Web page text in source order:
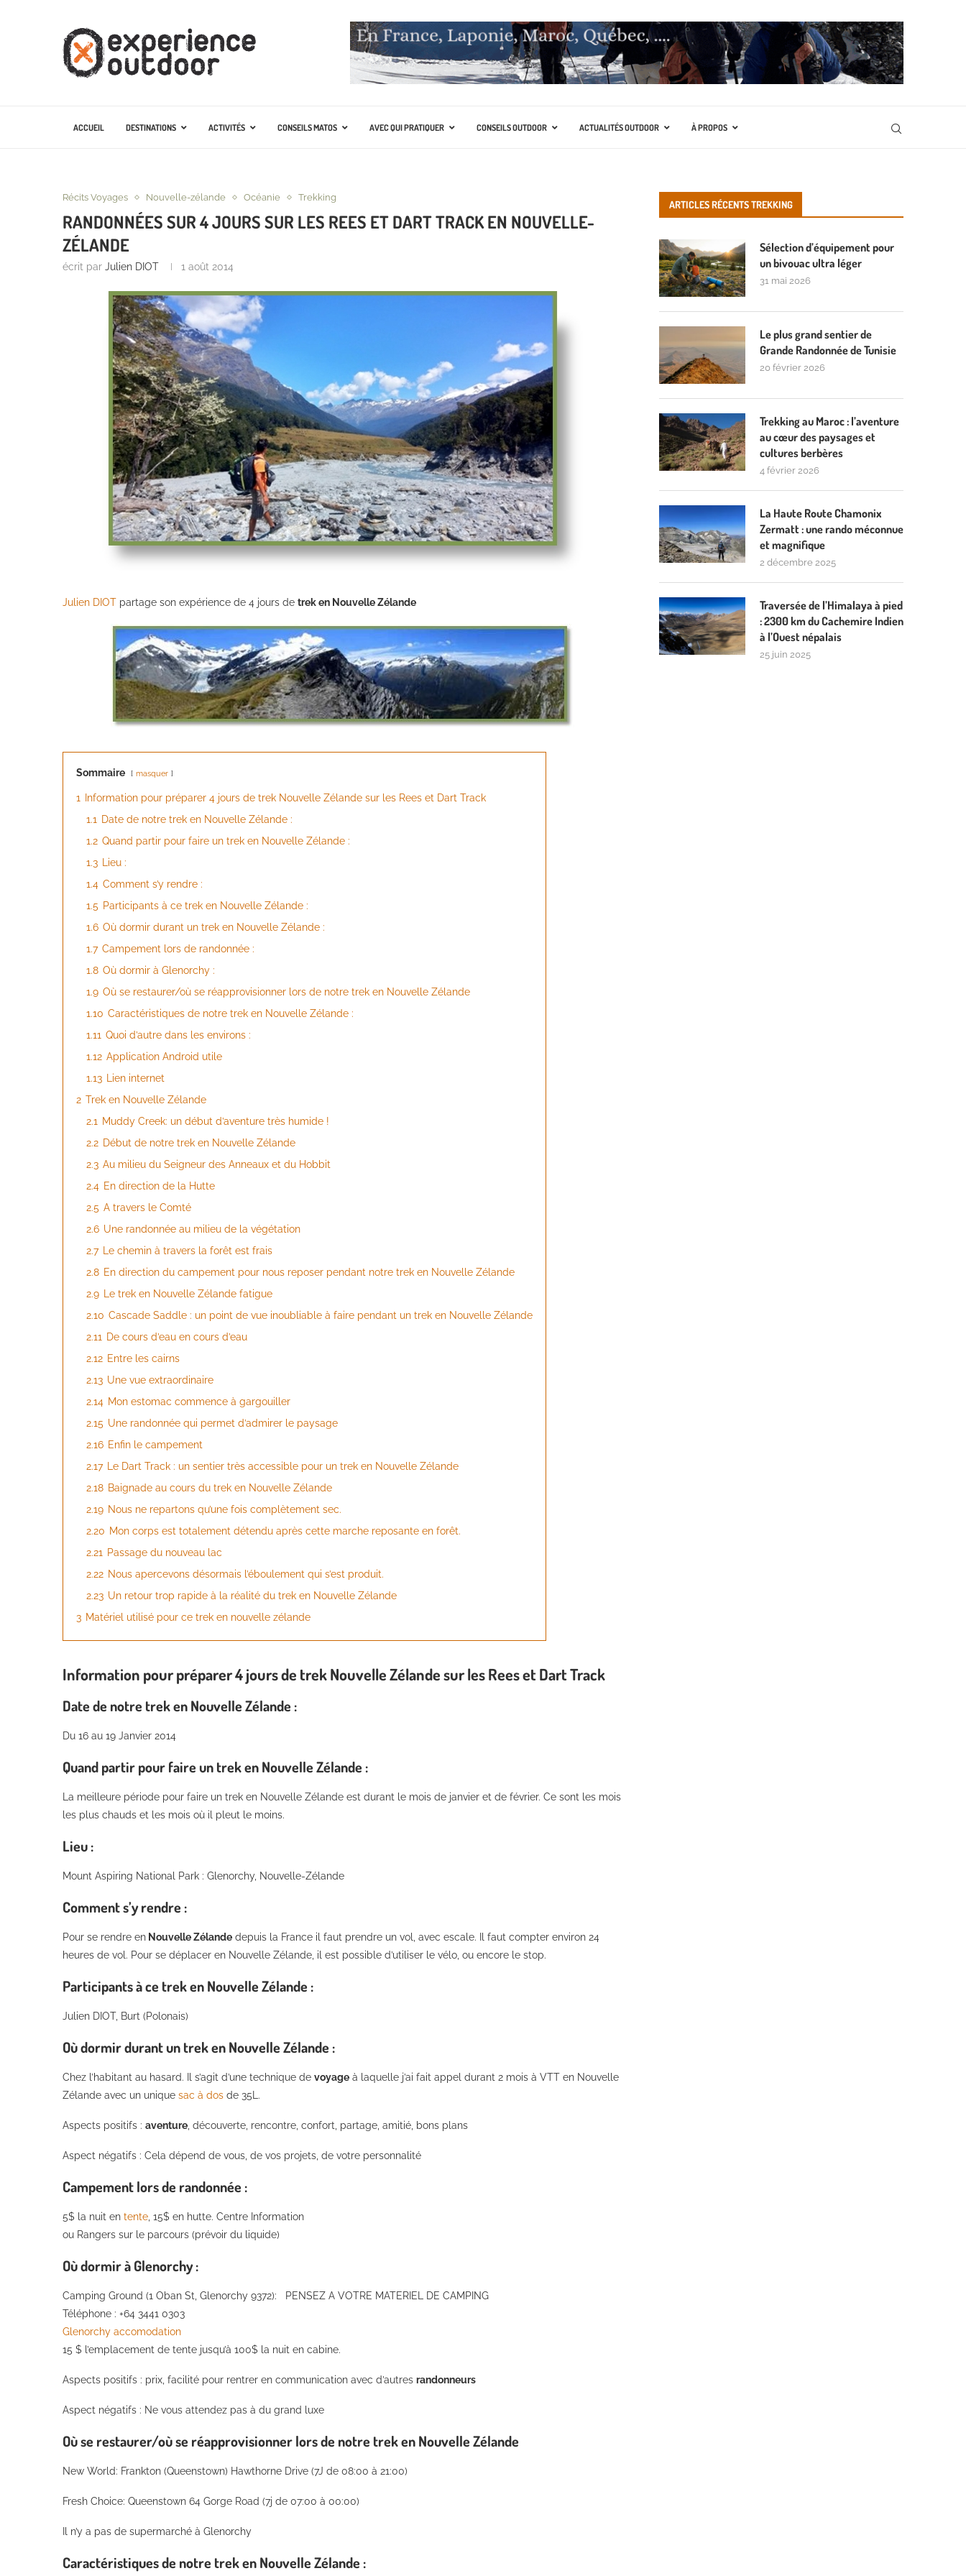
ACCUEIL DESTINATIONS ACTIVITÉS CONSEILS MATOS AVEC QUI PRATIQUER CONSEILS OUTDOOR ACTUALITÉS OUTDOOR À PROPOS
Récits Voyages Nouvelle-zélande Océanie Trekking
RANDONNÉES SUR 4 JOURS SUR LES REES ET DART TRACK EN NOUVELLE-
ZÉLANDE
écrit par Julien DIOT 1 août 2014
Julien DIOT partage son expérience de 4 jours de trek en Nouvelle Zélande
Sommaire masquer
1
Information pour préparer 4 jours de trek Nouvelle Zélande sur les Rees et Dart Track
1.1
Date de notre trek en Nouvelle Zélande :
1.2 Quand partir pour faire un trek en Nouvelle Zélande :
1.3
Lieu :
1.4 Comment s’y rendre :
1.5 Participants à ce trek en Nouvelle Zélande :
1.6 Où dormir durant un trek en Nouvelle Zélande :
1.7 Campement lors de randonnée :
1.8 Où dormir à Glenorchy :
1.9 Où se restaurer/où se réapprovisionner lors de notre trek en Nouvelle Zélande
1.10 Caractéristiques de notre trek en Nouvelle Zélande :
1.11 Quoi d’autre dans les environs :
1.12 Application Android utile
1.13
Lien internet
2 Trek en Nouvelle Zélande
2.1
Muddy Creek: un début d’aventure très humide !
2.2 Début de notre trek en Nouvelle Zélande
2.3 Au milieu du Seigneur des Anneaux et du Hobbit
2.4 En direction de la Hutte
2.5 A travers le Comté
2.6 Une randonnée au milieu de la végétation
2.7
Le chemin à travers la forêt est frais
2.8 En direction du campement pour nous reposer pendant notre trek en Nouvelle Zélande
2.9
Le trek en Nouvelle Zélande fatigue
2.10 Cascade Saddle : un point de vue inoubliable à faire pendant un trek en Nouvelle Zélande
2.11
De cours d’eau en cours d’eau
2.12 Entre les cairns
2.13 Une vue extraordinaire
2.14 Mon estomac commence à gargouiller
2.15 Une randonnée qui permet d’admirer le paysage
2.16 Enfin le campement
2.17
Le Dart Track : un sentier très accessible pour un trek en Nouvelle Zélande
2.18 Baignade au cours du trek en Nouvelle Zélande
2.19 Nous ne repartons qu’une fois complètement sec.
2.20 Mon corps est totalement détendu après cette marche reposante en forêt.
2.21
Passage du nouveau lac
2.22 Nous apercevons désormais l’éboulement qui s’est produit.
2.23 Un retour trop rapide à la réalité du trek en Nouvelle Zélande
3 Matériel utilisé pour ce trek en nouvelle zélande
Information pour préparer 4 jours de trek Nouvelle Zélande sur les Rees et Dart Track
Date de notre trek en Nouvelle Zélande :
Du 16 au 19 Janvier 2014
Quand partir pour faire un trek en Nouvelle Zélande :
La meilleure période pour faire un trek en Nouvelle Zélande est durant le mois de janvier et de février. Ce sont les mois
les plus chauds et les mois où il pleut le moins.
Lieu :
Mount Aspiring National Park : Glenorchy, Nouvelle-Zélande
Comment s’y rendre :
Pour se rendre en Nouvelle Zélande depuis la France il faut prendre un vol, avec escale. Il faut compter environ 24
heures de vol. Pour se déplacer en Nouvelle Zélande, il est possible d’utiliser le vélo, ou encore le stop.
Participants à ce trek en Nouvelle Zélande :
Julien DIOT, Burt (Polonais)
Où dormir durant un trek en Nouvelle Zélande :
Chez l’habitant au hasard. Il s’agit d’une technique de voyage à laquelle j’ai fait appel durant 2 mois à VTT en Nouvelle
Zélande avec un unique sac à dos de 35L.
Aspects positifs : aventure , découverte, rencontre, confort, partage, amitié, bons plans
Aspect négatifs : Cela dépend de vous, de vos projets, de votre personnalité
Campement lors de randonnée :
5$ la nuit en tente , 15$ en hutte. Centre Information
ou Rangers sur le parcours (prévoir du liquide)
Où dormir à Glenorchy :
Camping Ground (1 Oban St, Glenorchy 9372): PENSEZ A VOTRE MATERIEL DE CAMPING
Téléphone : +64 3441 0303
Glenorchy accomodation
15 $ l’emplacement de tente jusqu’à 100$ la nuit en cabine.
Aspects positifs : prix, facilité pour rentrer en communication avec d’autres randonneurs
Aspect négatifs : Ne vous attendez pas à du grand luxe
Où se restaurer/où se réapprovisionner lors de notre trek en Nouvelle Zélande
New World: Frankton (Queenstown) Hawthorne Drive (7J de 08:00 à 21:00)
Fresh Choice: Queenstown 64 Gorge Road (7j de 07:00 à 00:00)
Il n’y a pas de supermarché à Glenorchy
Caractéristiquesde notre trek en Nouvelle Zélande :
ARTICLES RÉCENTS TREKKING
Sélection d’équipement pour
un bivouac ultra léger
31 mai 2026
Le plus grand sentier de
Grande Randonnée de Tunisie
20 février 2026
Trekking au Maroc : l’aventure
au cœur des paysages et
cultures berbères
4 février 2026
La Haute Route Chamonix
Zermatt : une rando méconnue
et magnifique
2 décembre 2025
Traversée de l’Himalaya à pied
: 2300 km du Cachemire Indien
à l’Ouest népalais
25 juin 2025